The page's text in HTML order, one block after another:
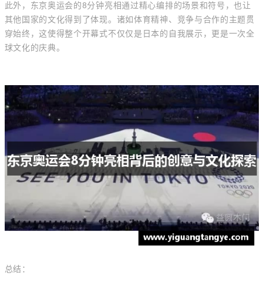
此外，东京奥运会的8分钟亮相通过精心编排的场景和符号，也让
其他国家的文化得到了体现。诸如体育精神、竞争与合作的主题贯
穿始终，这使得整个开幕式不仅仅是日本的自我展示，更是一次全
球文化的庆典。
总结：